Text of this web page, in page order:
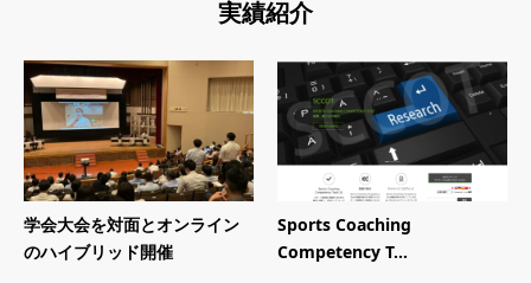
実績紹介
学会大会を対面とオンライン
のハイブリッド開催
Sports Coaching
Competency T...